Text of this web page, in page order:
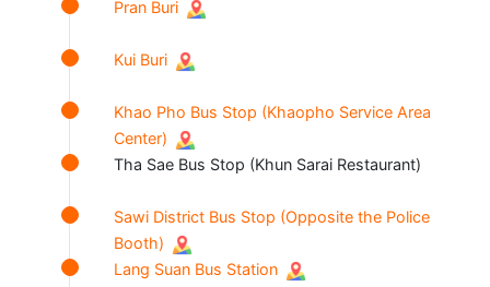
Pran Buri
Kui Buri
Khao Pho Bus Stop (Khaopho Service Area
Center)
Tha Sae Bus Stop (Khun Sarai Restaurant)
Sawi District Bus Stop (Opposite the Police
Booth)
Lang Suan Bus Station